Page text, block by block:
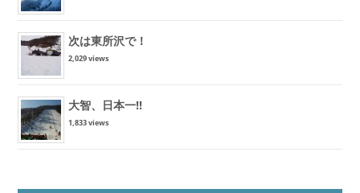
次は東所沢で！
2,029 views
大智、日本一!!
1,833 views